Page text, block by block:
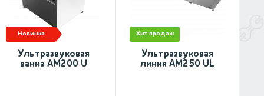
новинка
Ультразвуковая
ванна АМ200 U
хит продаж
Ультразвуковая
линия АМ250 UL